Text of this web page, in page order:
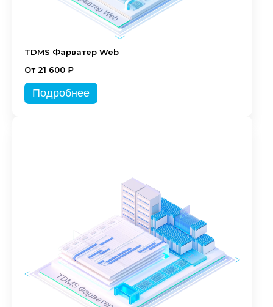
TDMS Фарватер Web
От 21 600 ₽
Подробнее